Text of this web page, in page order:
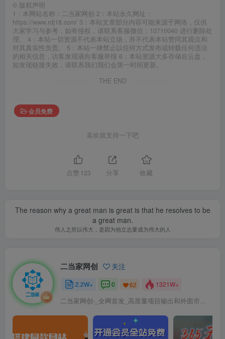
© 版权声明
1：本网站名称：二当家网创 2：本站永久网址：
https://www.rdj18.com/ 3：本站文章部分内容可能来源于网络，仅供
大家学习与参考，如有侵权，请联系客服微信：10710040 进行删除处
理。 4：本站一切资源不代表本站立场，并不代表本站赞同其观点和
对其真实性负责。 5：本站一律禁止以任何方式发布或转载任何违法
的相关信息，访客发现请向客服举报 6：本站资源大多存储在云盘，
如发现链接失效，请联系我们我们会第一时间更新。
THE END
会员免费
喜欢就支持一下吧
点赞 123 分享 收藏
The reason why a great man is great is that he resolves to be
a great man.
伟人之所以伟大，是因为他立志要成为伟大的人
二当家网创 关注
2.2W+ 0 62 1321W+
二当家网创-_全网首发_高质量项目输出和外面市场高价课程一模一样